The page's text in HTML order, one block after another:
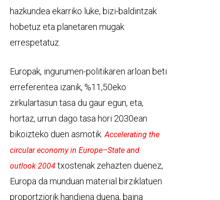
hazkundea ekarriko luke, bizi-baldintzak
hobetuz eta planetaren mugak
errespetatuz.
Europak, ingurumen-politikaren arloan beti
erreferentea izanik, %11,50eko
zirkulartasun tasa du gaur egun, eta,
hortaz, urrun dago tasa hori 2030ean
bikoizteko duen asmotik. Accelerating the
circular economy in Europe–State and
outlook 2004 txostenak zehazten duenez,
Europa da munduan material birziklatuen
proportziorik handiena duena, baina